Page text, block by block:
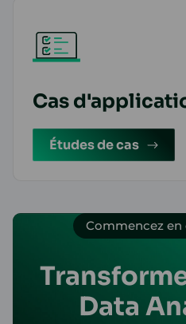
Cas
Études de cas
Commencez en
Data